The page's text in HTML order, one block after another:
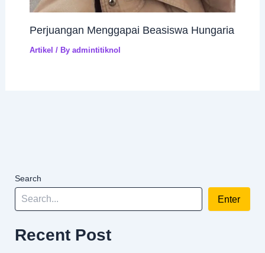
Perjuangan Menggapai Beasiswa Hungaria
Artikel / By admintitiknol
Search
Enter
Recent Post